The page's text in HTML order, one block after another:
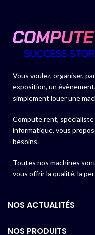
Vous voulez, organiser,
exposition, un
simplement louer une
Compute.rent,
informatique, vous
besoins.
Toutes nos machines
vous offrir la qualité, la
NOS ACTUALITÉS
NOS PRODUITS